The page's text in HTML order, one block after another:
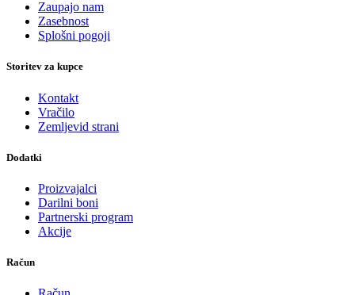
Zaupajo nam
Zasebnost
Splošni pogoji
Storitev za kupce
Kontakt
Vračilo
Zemljevid strani
Dodatki
Proizvajalci
Darilni boni
Partnerski program
Akcije
Račun